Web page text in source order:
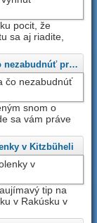
pocit, že
sa aj riadite,
Prenajali ste si na dovolenku karavan? Na čo nezabudnúť predtým ako vyrazíte?
snom o
sa vám práve
v Kitzbüheli
tip na
v Rakúsku v